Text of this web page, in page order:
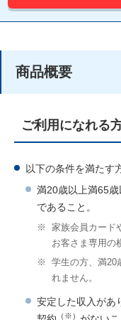
商品概要
ご利用になれる
以下の条件を満たす
満20歳以上満65
であること。
※
家族会員カード
お客さま専用の
※
学生の方、満20
れません。
安定した収入があ
（※）